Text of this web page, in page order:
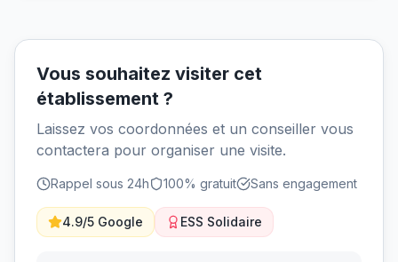
Vous souhaitez visiter cet
établissement ?
Laissez vos coordonnées et un conseiller vous
contactera pour organiser une visite.
Rappel sous 24h 100% gratuit Sans engagement
4.9/5 Google ESS Solidaire